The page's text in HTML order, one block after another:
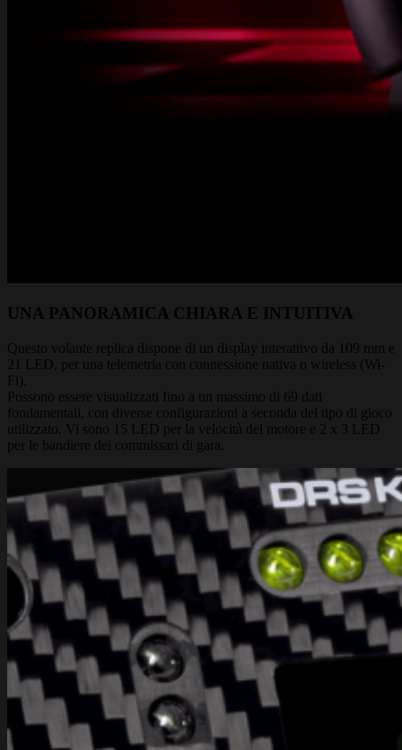
UNA PANORAMICA CHIARA E INTUITIVA
Questo volante replica dispone di un display interattivo da 109 mm e
21 LED, per una telemetria con connessione nativa o wireless (Wi-
Fi).
Possono essere visualizzati fino a un massimo di 69 dati
fondamentali, con diverse configurazioni a seconda del tipo di gioco
utilizzato. Vi sono 15 LED per la velocità del motore e 2 x 3 LED
per le bandiere dei commissari di gara.